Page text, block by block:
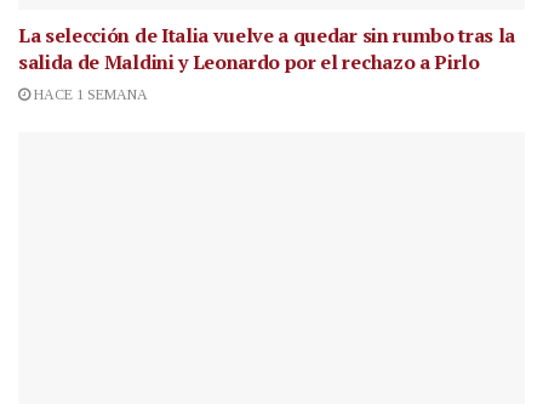
La selección de Italia vuelve a quedar sin rumbo tras la
salida de Maldini y Leonardo por el rechazo a Pirlo
HACE 1 SEMANA